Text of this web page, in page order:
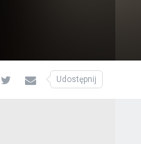
Udostępnij